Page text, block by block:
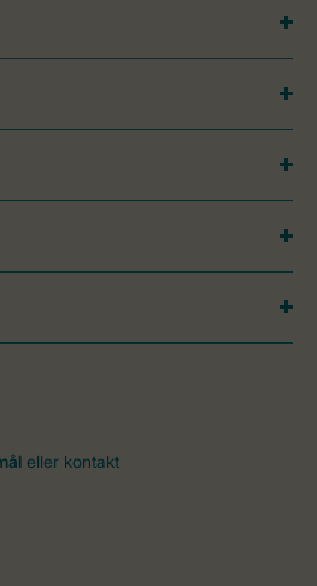
eller kontakt